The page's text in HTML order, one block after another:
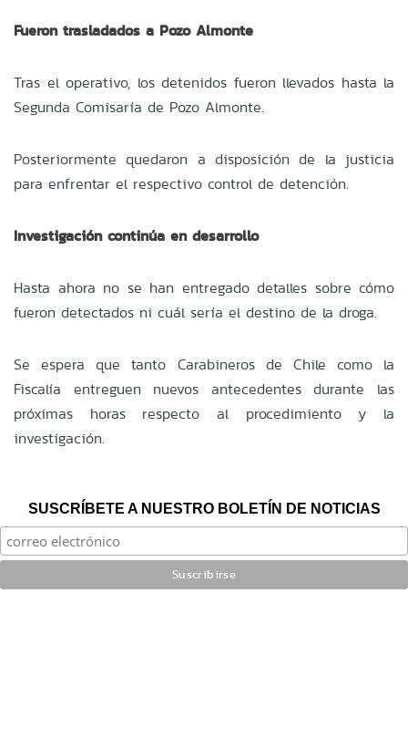
Fueron trasladados a Pozo Almonte
Tras el operativo, los detenidos fueron llevados hasta la
Segunda Comisaría de Pozo Almonte.
Posteriormente quedaron a disposición de la justicia
para enfrentar el respectivo control de detención.
Investigación continúa en desarrollo
Hasta ahora no se han entregado detalles sobre cómo
fueron detectados ni cuál sería el destino de la droga.
Se espera que tanto Carabineros de Chile como la
Fiscalía entreguen nuevos antecedentes durante las
próximas horas respecto al procedimiento y la
investigación.
SUSCRÍBETE A NUESTRO BOLETÍN DE NOTICIAS